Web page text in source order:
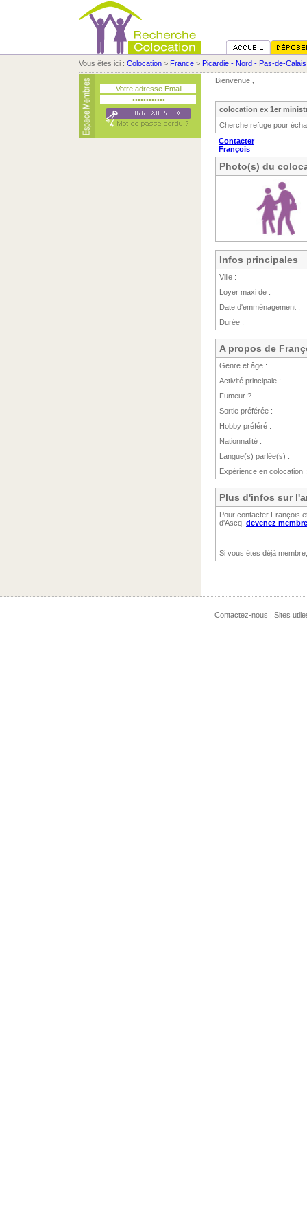
Vous êtes ici : Colocation > France > Picardie - Nord - Pas-de-Calais
Bienvenue ,
colocation ex 1er
Cherche refuge pour
Contacter
François
Photo(s) du
Infos principales
Ville :
Loyer maxi de :
Date d'emménagement :
Durée :
A propos de
Genre et âge :
Activité principale :
Fumeur ?
Sortie préférée :
Hobby préféré :
Nationnalité :
Langue(s) parlée(s) :
Expérience en colocation :
Plus d'infos sur
Pour contacter François
d'Ascq, devenez
Si vous êtes déjà
Contactez-nous | Sites